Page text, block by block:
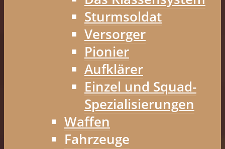
Sturmsoldat
Versorger
Pionier
Aufklärer
Einzel und Squad-
Spezialisierungen
Waffen
Fahrzeuge